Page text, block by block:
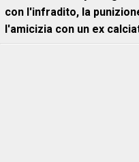
con l'infradito, la
l'amicizia con un ex